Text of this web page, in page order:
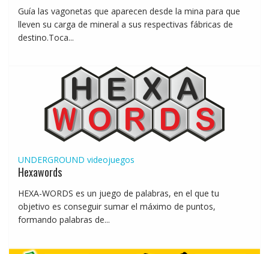
Guía las vagonetas que aparecen desde la mina para que
lleven su carga de mineral a sus respectivas fábricas de
destino.Toca...
UNDERGROUND videojuegos
Hexawords
HEXA-WORDS es un juego de palabras, en el que tu
objetivo es conseguir sumar el máximo de puntos,
formando palabras de...